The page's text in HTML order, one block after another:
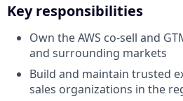
Key responsibilities
Own the AWS co-sell and
and surrounding markets
Build and maintain trusted
sales organizations in the